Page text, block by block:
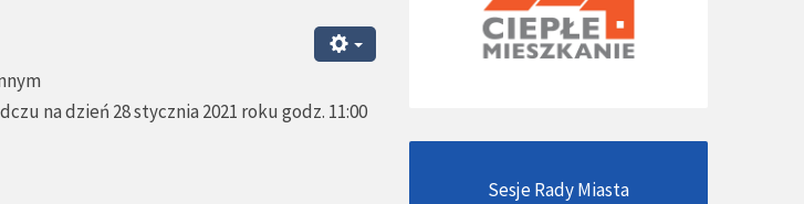
na dzień 28 stycznia 2021 roku godz. 11:00
Sesje Rady Miasta